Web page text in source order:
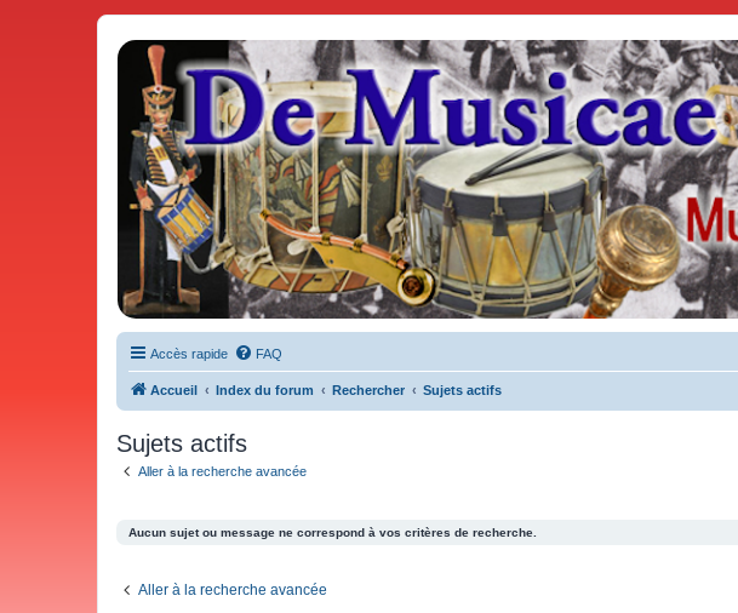
De Musicae Militari - Forums
Forums de discussions
Accès rapide FAQ
Accueil Index du forum Rechercher Sujets actifs
Sujets actifs
Aller à la recherche avancée
Aucun sujet ou message ne correspond à vos critères de recherche.
Aller à la recherche avancée